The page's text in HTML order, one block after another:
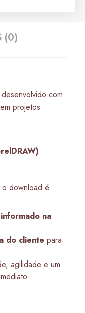
(0)
com
projetos
download é
na
do cliente para
agilidade e um